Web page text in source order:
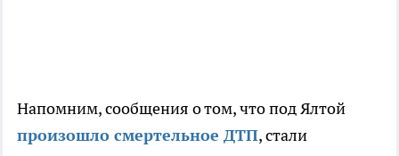
Напомним, сообщения о том, что под Ялтой
произошло смертельное ДТП, стали